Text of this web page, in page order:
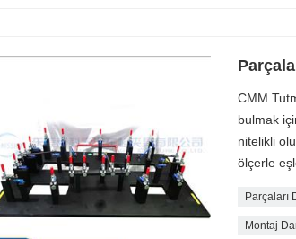
CMM
bulmak
nitelikli
ölçerle
Parçaları
Montaj